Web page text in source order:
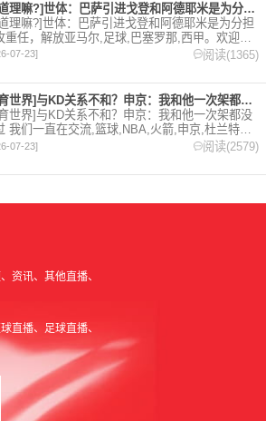
[有道理嘛?]世体：巴萨引进戈登和阿德耶米是为分担进攻重任，
理嘛?]世体：巴萨引进戈登和阿德耶米是为分担
重任，解放亚马尔,足球,巴塞罗那,西甲。欢迎收
站，24小时为你更新最新的足球，篮球体育资
07-23] 阅读(1365)
[体育世界]与KD关系不和？申京：我和他一次架都没吵过 我们
世界]与KD关系不和？申京：我和他一次架都没
我们一直在交流,篮球,NBA,火箭,申京,杜兰特。
收藏本站，24小时为你更新最新的足球，篮球体
。
07-23] 阅读(2579)
资讯 其他直播
直播 足球直播